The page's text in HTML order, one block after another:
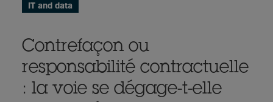
IT and data
Contrefaçon ou
responsabilité contractuelle
: la voie se dégage-t-elle